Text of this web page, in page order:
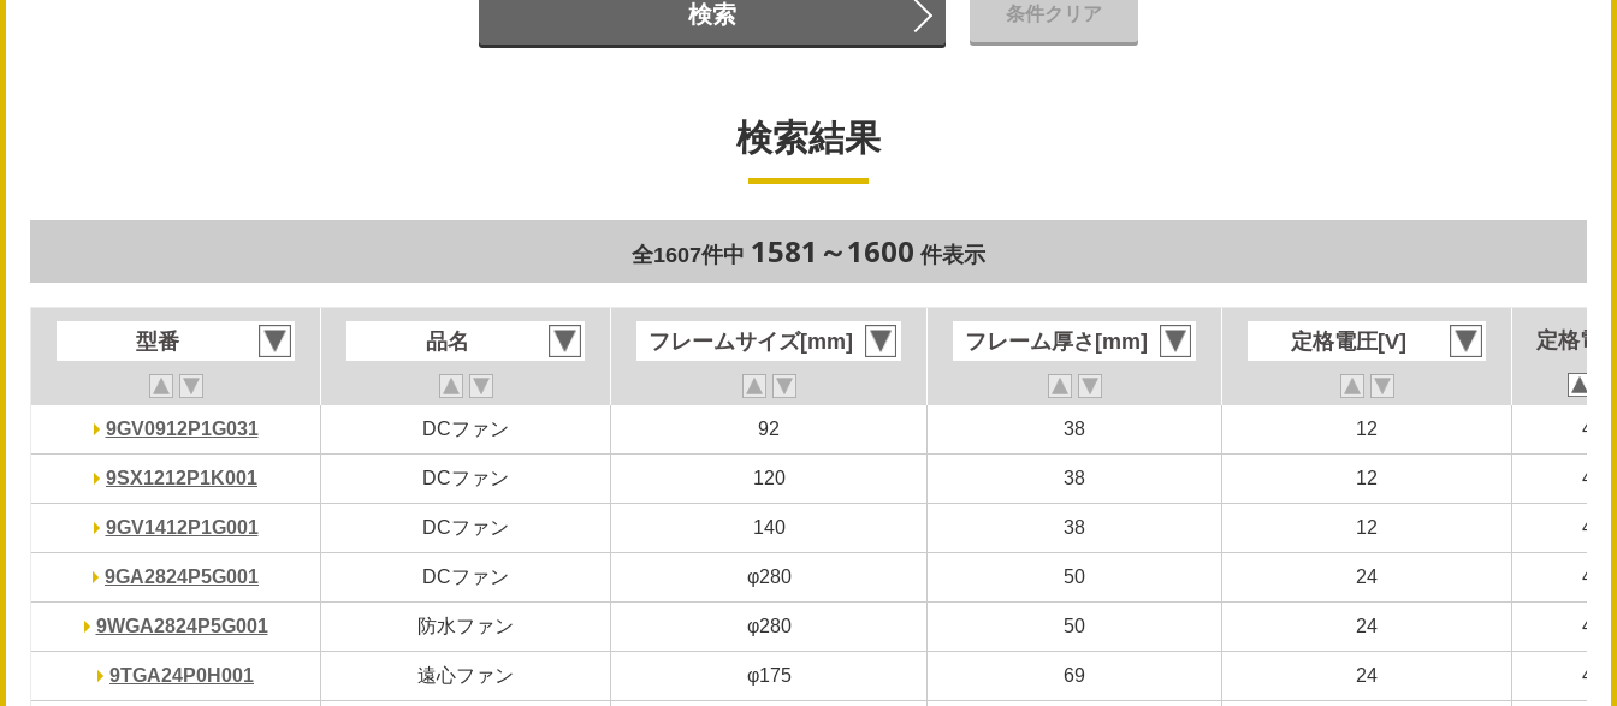
検索 条件クリア
検索結果
全1607件中 1581～1600 件表示
型番 品名 フレームサイズ[mm] フレーム厚さ[mm] 定格電圧[V] 定格電
9GV0912P1G031 DCファン 92 38 12 4.1
9SX1212P1K001 DCファン 120 38 12 4.4
9GV1412P1G001 DCファン 140 38 12 4.6
9GA2824P5G001 DCファン φ280 50 24 4.6
9WGA2824P5G001 防水ファン φ280 50 24 4.6
9TGA24P0H001 遠心ファン φ175 69 24 4.8
型番 品名 フレームサイズ[mm] フレーム厚さ[mm] 定格電圧[V] 定格電
9GV0912P1G031 DCファン 92 38 12 4.1
9SX1212P1K001 DCファン 120 38 12 4.4
9GV1412P1G001 DCファン 140 38 12 4.6
9GA2824P5G001 DCファン φ280 50 24 4.6
9WGA2824P5G001 防水ファン φ280 50 24 4.6
9TGA24P0H001 遠心ファン φ175 69 24 4.8